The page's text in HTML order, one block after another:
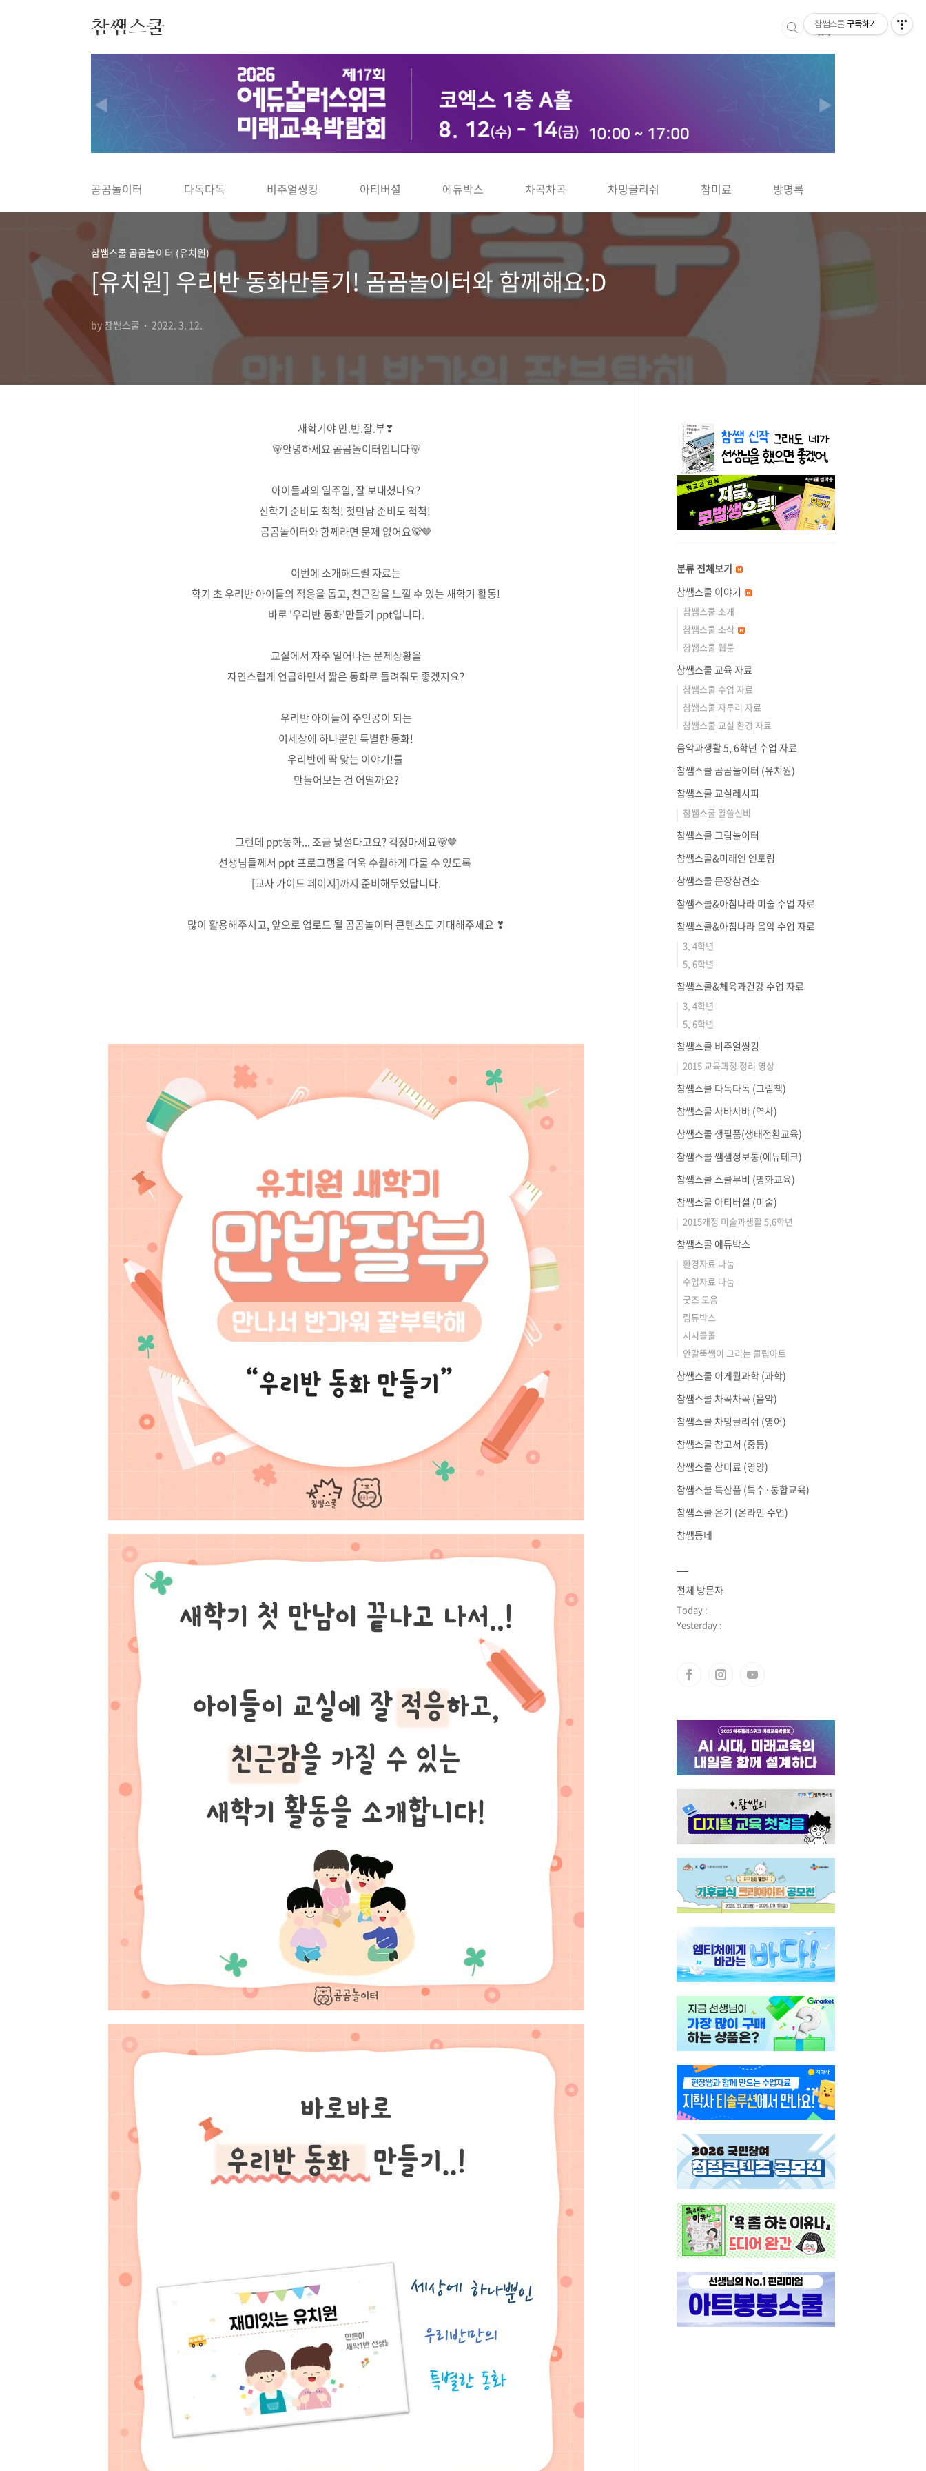
참쌤스쿨
◀ ▶
곰곰놀이터 다독다독 비주얼씽킹 아티버셜 에듀박스 차곡차곡 차밍글리쉬 참미료 방명록
참쌤스쿨 곰곰놀이터 (유치원)
[유치원] 우리반 동화만들기! 곰곰놀이터와 함께해요:D
by 참쌤스쿨 2022. 3. 12.
새학기야 만.반.잘.부❣
🐻안녕하세요 곰곰놀이터입니다🐻
아이들과의 일주일, 잘 보내셨나요?
신학기 준비도 척척! 첫만남 준비도 척척!
곰곰놀이터와 함께라면 문제 없어요🐻🤎
이번에 소개해드릴 자료는
학기 초 우리반 아이들의 적응을 돕고, 친근감을 느낄 수 있는 새학기 활동!
바로 '우리반 동화'만들기 ppt입니다.
교실에서 자주 일어나는 문제상황을
자연스럽게 언급하면서 짧은 동화로 들려줘도 좋겠지요?
우리반 아이들이 주인공이 되는
이세상에 하나뿐인 특별한 동화!
우리반에 딱 맞는 이야기!를
만들어보는 건 어떨까요?
그런데 ppt동화... 조금 낯설다고요? 걱정마세요🐻🤎
선생님들께서 ppt 프로그램을 더욱 수월하게 다룰 수 있도록
[교사 가이드 페이지]까지 준비해두었답니다.
많이 활용해주시고, 앞으로 업로드 될 곰곰놀이터 콘텐츠도 기대해주세요 ❣
분류 전체보기
참쌤스쿨 이야기
참쌤스쿨 소개
참쌤스쿨 소식
참쌤스쿨 웹툰
참쌤스쿨 교육 자료
참쌤스쿨 수업 자료
참쌤스쿨 자투리 자료
참쌤스쿨 교실 환경 자료
음악과생활 5, 6학년 수업 자료
참쌤스쿨 곰곰놀이터 (유치원)
참쌤스쿨 교실레시피
참쌤스쿨 알쓸신비
참쌤스쿨 그림놀이터
참쌤스쿨&미래엔 엔토링
참쌤스쿨 문장참견소
참쌤스쿨&아침나라 미술 수업 자료
참쌤스쿨&아침나라 음악 수업 자료
3, 4학년
5, 6학년
참쌤스쿨&체육과건강 수업 자료
3, 4학년
5, 6학년
참쌤스쿨 비주얼씽킹
2015 교육과정 정리 영상
참쌤스쿨 다독다독 (그림책)
참쌤스쿨 사바사바 (역사)
참쌤스쿨 생필품(생태전환교육)
참쌤스쿨 쌤샘정보통(에듀테크)
참쌤스쿨 스쿨무비 (영화교육)
참쌤스쿨 아티버셜 (미술)
2015개정 미술과생활 5,6학년
참쌤스쿨 에듀박스
환경자료 나눔
수업자료 나눔
굿즈 모음
림듀박스
시시콜콜
안말뚝쌤이 그리는 클립아트
참쌤스쿨 이게뭘과학 (과학)
참쌤스쿨 차곡차곡 (음악)
참쌤스쿨 차밍글리쉬 (영어)
참쌤스쿨 참고서 (중등)
참쌤스쿨 참미료 (영양)
참쌤스쿨 특산품 (특수·통합교육)
참쌤스쿨 온기 (온라인 수업)
참쌤동네
전체 방문자
Today :
Yesterday :
참쌤스쿨 구독하기